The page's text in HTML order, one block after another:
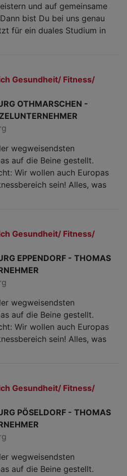
und auf gemeinsame
bist Du bei uns genau
für ein duales Studium in
Gesundheit/ Fitness/
OTHMARSCHEN -
wegweisendsten
auf die Beine gestellt.
Wir wollen auch Europas
sein! Alles, was
Gesundheit/ Fitness/
EPPENDORF - THOMAS
wegweisendsten
auf die Beine gestellt.
Wir wollen auch Europas
sein! Alles, was
Gesundheit/ Fitness/
PÖSELDORF - THOMAS
wegweisendsten
auf die Beine gestellt.